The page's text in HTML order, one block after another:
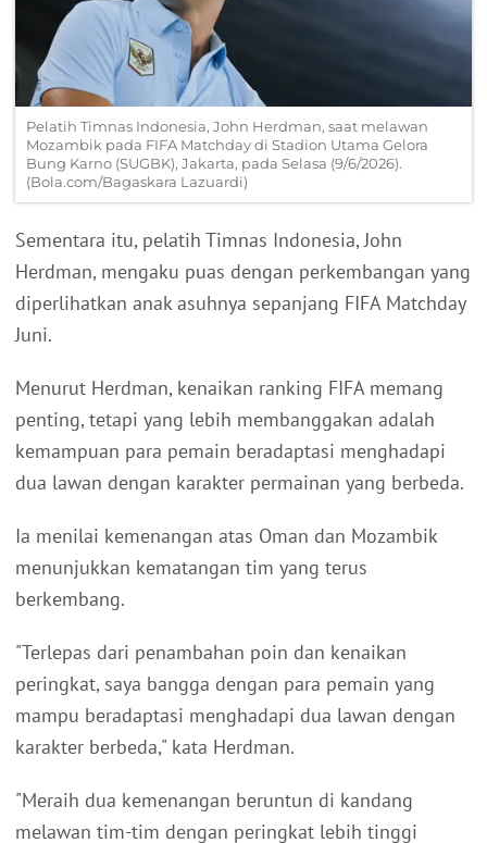
Pelatih Timnas Indonesia, John Herdman, saat melawan
Mozambik pada FIFA Matchday di Stadion Utama Gelora
Bung Karno (SUGBK), Jakarta, pada Selasa (9/6/2026).
(Bola.com/Bagaskara Lazuardi)
Sementara itu, pelatih Timnas Indonesia, John
Herdman, mengaku puas dengan perkembangan yang
diperlihatkan anak asuhnya sepanjang FIFA Matchday
Juni.
Menurut Herdman, kenaikan ranking FIFA memang
penting, tetapi yang lebih membanggakan adalah
kemampuan para pemain beradaptasi menghadapi
dua lawan dengan karakter permainan yang berbeda.
Ia menilai kemenangan atas Oman dan Mozambik
menunjukkan kematangan tim yang terus
berkembang.
"Terlepas dari penambahan poin dan kenaikan
peringkat, saya bangga dengan para pemain yang
mampu beradaptasi menghadapi dua lawan dengan
karakter berbeda," kata Herdman.
"Meraih dua kemenangan beruntun di kandang
melawan tim-tim dengan peringkat lebih tinggi